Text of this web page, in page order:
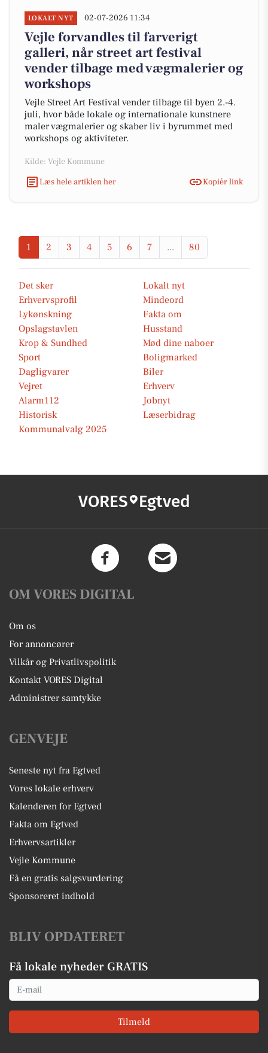
LOKALT NYT 02-07-2026 11:34
Vejle forvandles til farverigt
galleri, når street art festival
vender tilbage med vægmalerier og
workshops
Vejle Street Art Festival vender tilbage til byen 2.-4.
juli, hvor både lokale og internationale kunstnere
maler vægmalerier og skaber liv i byrummet med
workshops og aktiviteter.
Kilde: Vejle Kommune
Læs hele artiklen her
Kopiér link
1 2 3 4 5 6 7 ... 80
Det sker
Lokalt nyt
Erhvervsprofil
Mindeord
Lykønskning
Fakta om
Opslagstavlen
Husstand
Krop & Sundhed
Mød dine naboer
Sport
Boligmarked
Dagligvarer
Biler
Vejret
Erhverv
Alarm112
Jobnyt
Historisk
Læserbidrag
Kommunalvalg 2025
VORES Egtved
OM VORES DIGITAL
Om os
For annoncører
Vilkår og Privatlivspolitik
Kontakt VORES Digital
Administrer samtykke
GENVEJE
Seneste nyt fra Egtved
Vores lokale erhverv
Kalenderen for Egtved
Fakta om Egtved
Erhvervsartikler
Vejle Kommune
Få en gratis salgsvurdering
Sponsoreret indhold
BLIV OPDATERET
Få lokale nyheder GRATIS
Email
Tilmeld